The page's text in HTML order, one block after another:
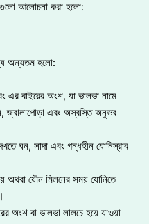
আলোচনা করা হলো:
অন্যতম হলো:
এর বাইরের অংশ, যা ভালভা নামে
জ্বালাপোড়া এবং অস্বস্তি অনুভব
ঘন, সাদা এবং গন্ধহীন যোনিস্রাব
অথবা যৌন মিলনের সময় যোনিতে
অংশ বা ভালভা লালচে হয়ে যাওয়া